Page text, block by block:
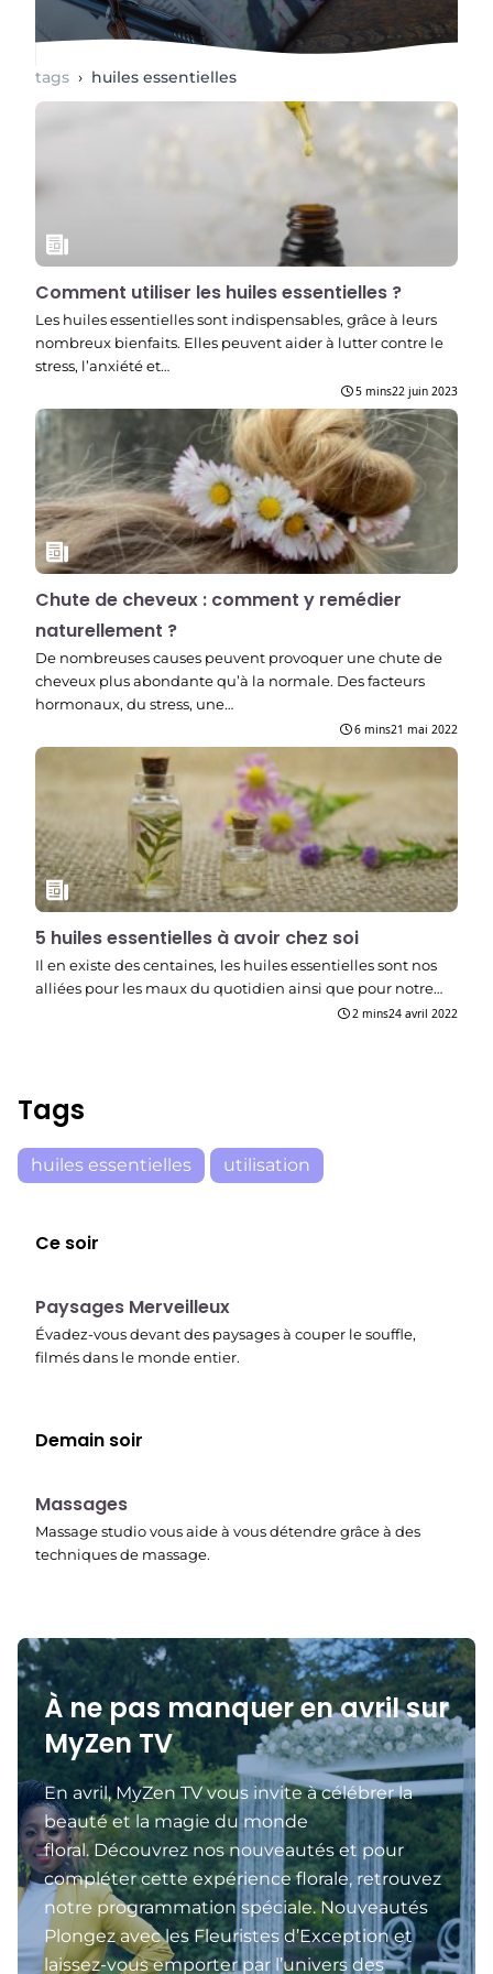
tags › huiles essentielles
Comment utiliser les huiles essentielles ?
Les huiles essentielles sont indispensables, grâce à leurs
nombreux bienfaits. Elles peuvent aider à lutter contre le
stress, l’anxiété et…
5 mins22 juin 2023
Chute de cheveux : comment y remédier
naturellement ?
De nombreuses causes peuvent provoquer une chute de
cheveux plus abondante qu’à la normale. Des facteurs
hormonaux, du stress, une…
6 mins21 mai 2022
5 huiles essentielles à avoir chez soi
Il en existe des centaines, les huiles essentielles sont nos
alliées pour les maux du quotidien ainsi que pour notre…
2 mins24 avril 2022
Tags
huiles essentielles utilisation
Ce soir
22:37
Paysages Merveilleux
Évadez-vous devant des paysages à couper le souffle,
filmés dans le monde entier.
Demain soir
22:45
Massages
Massage studio vous aide à vous détendre grâce à des
techniques de massage.
À ne pas manquer en avril sur
MyZen TV
En avril, MyZen TV vous invite à célébrer la
beauté et la magie du monde
floral. Découvrez nos nouveautés et pour
compléter cette expérience florale, retrouvez
notre programmation spéciale. Nouveautés
Plongez avec les Fleuristes d’Exception et
laissez-vous emporter par l’univers des